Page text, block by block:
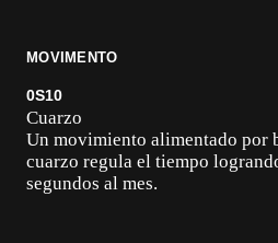
MOVIMENTO
0S10
Cuarzo
Un movimiento alimentado por
cuarzo regula el tiempo
segundos al mes.